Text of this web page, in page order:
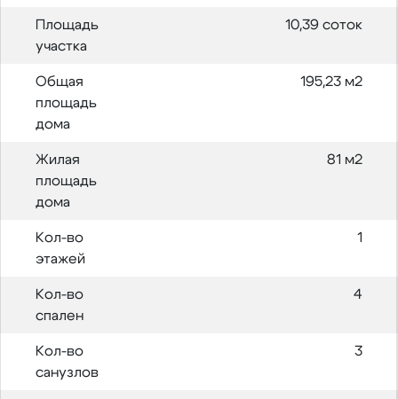
Площадь
участка
10,39 соток
Общая
площадь
дома
195,23 м2
Жилая
площадь
дома
81 м2
Кол-во
этажей
1
Кол-во
спален
4
Кол-во
санузлов
3